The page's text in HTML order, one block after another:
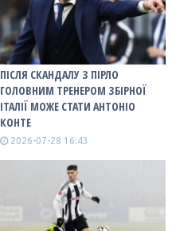
ПІСЛЯ СКАНДАЛУ З ПІРЛО
ГОЛОВНИМ ТРЕНЕРОМ ЗБІРНОЇ
ІТАЛІЇ МОЖЕ СТАТИ АНТОНІО
КОНТЕ
2026-07-28 16:43